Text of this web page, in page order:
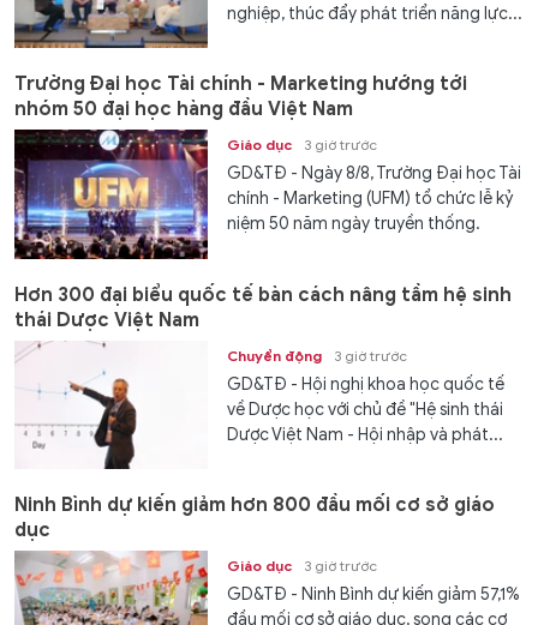
nghiệp, thúc đẩy phát triển năng lực...
Trường Đại học Tài chính - Marketing hướng tới
nhóm 50 đại học hàng đầu Việt Nam
Giáo dục 3 giờ trước
GD&TĐ - Ngày 8/8, Trường Đại học Tài
chính - Marketing (UFM) tổ chức lễ kỷ
niệm 50 năm ngày truyền thống.
Hơn 300 đại biểu quốc tế bàn cách nâng tầm hệ sinh
thái Dược Việt Nam
Chuyển động 3 giờ trước
GD&TĐ - Hội nghị khoa học quốc tế
về Dược học với chủ đề "Hệ sinh thái
Dược Việt Nam - Hội nhập và phát...
Ninh Bình dự kiến giảm hơn 800 đầu mối cơ sở giáo
dục
Giáo dục 3 giờ trước
GD&TĐ - Ninh Bình dự kiến giảm 57,1%
đầu mối cơ sở giáo dục, song các cơ